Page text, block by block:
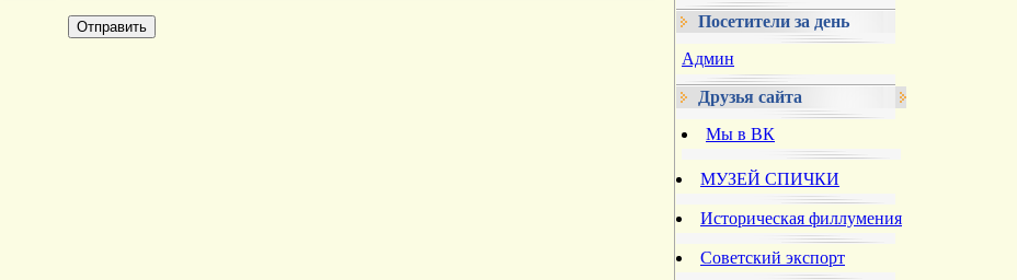
Отправить
Посетители за день
Админ
Друзья сайта
Мы в ВК
МУЗЕЙ СПИЧКИ
Историческая филлумения
Советский экспорт